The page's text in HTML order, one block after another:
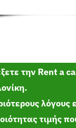
την Rent a
λόγους
τιμής